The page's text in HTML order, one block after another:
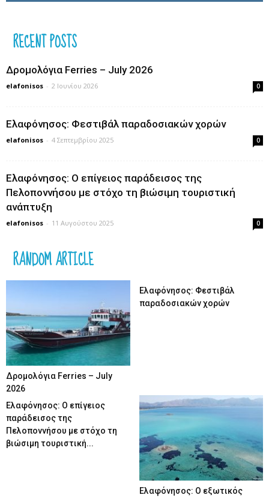
RECENT POSTS
Δρομολόγια Ferries – July 2026
elafonisos - 2 Ιουνίου 2026 0
Ελαφόνησος: Φεστιβάλ παραδοσιακών χορών
elafonisos - 4 Σεπτεμβρίου 2025 0
Ελαφόνησος: Ο επίγειος παράδεισος της
Πελοποννήσου με στόχο τη βιώσιμη τουριστική
ανάπτυξη
elafonisos - 11 Αυγούστου 2025 0
RANDOM ARTICLE
Δρομολόγια Ferries – July
2026
Ελαφόνησος: Φεστιβάλ
παραδοσιακών χορών
Ελαφόνησος: Ο επίγειος
παράδεισος της
Πελοποννήσου με στόχο τη
βιώσιμη τουριστική...
Ελαφόνησος: Ο εξωτικός